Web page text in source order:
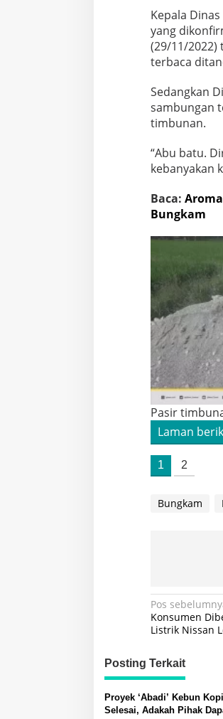
Kepala
yang
(29/11/2022)
terbaca
Sedangkan
sambungan
timbunan.
“Abu batu.
kebanyakan
Baca:
Bungkam
Pasir
Laman
1 2
Bungkam
pos
Pos
Konsumen
Listrik Nissan
Posting Terkait
Proyek ‘Abadi’ Kebun
Selesai, Adakah Pihak